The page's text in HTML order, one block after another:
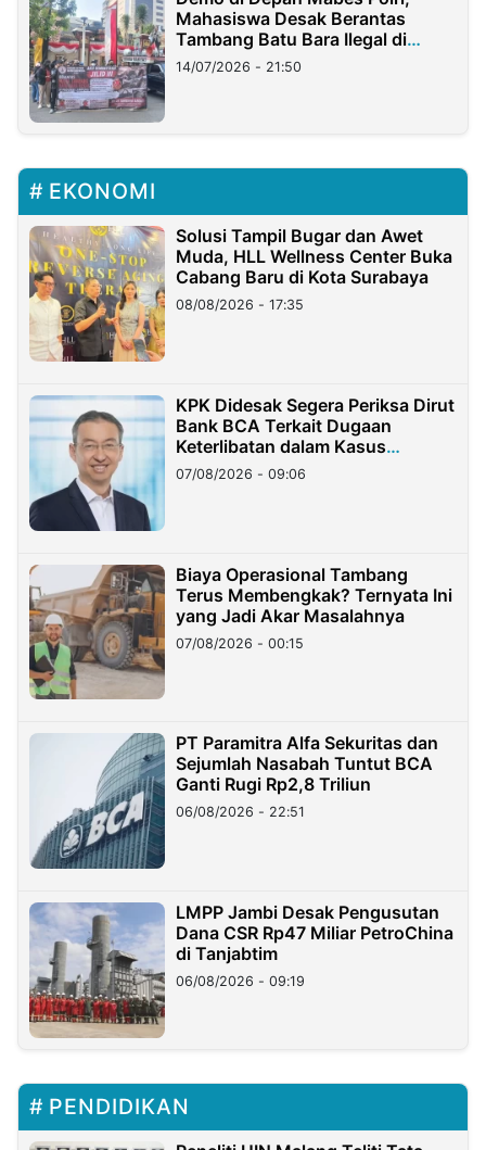
Mahasiswa Desak Berantas
Tambang Batu Bara Ilegal di
Lampung
14/07/2026 - 21:50
EKONOMI
Solusi Tampil Bugar dan Awet
Muda, HLL Wellness Center Buka
Cabang Baru di Kota Surabaya
08/08/2026 - 17:35
KPK Didesak Segera Periksa Dirut
Bank BCA Terkait Dugaan
Keterlibatan dalam Kasus
Hilangnya Dana Nasabah Rp2,58
Miliar
07/08/2026 - 09:06
Biaya Operasional Tambang
Terus Membengkak? Ternyata Ini
yang Jadi Akar Masalahnya
07/08/2026 - 00:15
PT Paramitra Alfa Sekuritas dan
Sejumlah Nasabah Tuntut BCA
Ganti Rugi Rp2,8 Triliun
06/08/2026 - 22:51
LMPP Jambi Desak Pengusutan
Dana CSR Rp47 Miliar PetroChina
di Tanjabtim
06/08/2026 - 09:19
PENDIDIKAN